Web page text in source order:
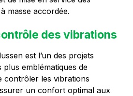
masse accordée.
des vibrations
est l’un des projets
plus emblématiques de
contrôler les vibrations
un confort optimal aux